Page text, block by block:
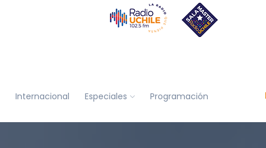
Internacional Especiales Programación